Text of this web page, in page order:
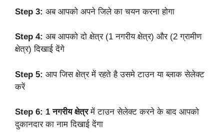
Step 3: अब आपको अपने जिले का चयन करना होगा
Step 4: अब आपको दो क्षेत्र (1 नगरीय क्षेत्र) और (2 ग्रामीण
क्षेत्र) दिखाई देंगे
Step 5: आप जिस क्षेत्र में रहते है उसमे टाउन या ब्लाक सेलेक्ट
करें
Step 6: 1 नगरीय क्षेत्रमें टाउन सेलेक्ट करने के बाद आपको
दुकानदार का नाम दिखाई देंगा